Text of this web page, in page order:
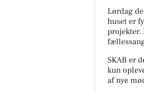
Lørdag
huset er
projekter.
SKAB er
kun
af nye